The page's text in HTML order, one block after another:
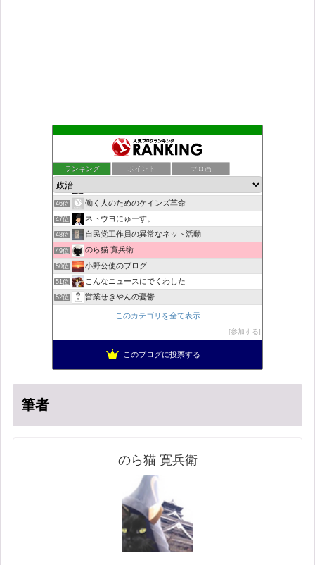
ランキング ポイント ブロ画
デモや街宣のお供に！プラカード無料素材
ついっちゃが速報
44位 九の魔方陣 〜 老子の道（万物の源）と徳
45位
46位 働く人のためのケインズ革命
47位 ネトウヨにゅーす。
48位 自民党工作員の異常なネット活動
49位 のら猫 寛兵衛
50位 小野公使のブログ
51位 こんなニュースにでくわした
52位 営業せきやんの憂鬱
集団ストーカー問題を克服する
このカテゴリを全て表示
参加する
このブログに投票する
筆者
のら猫 寛兵衛